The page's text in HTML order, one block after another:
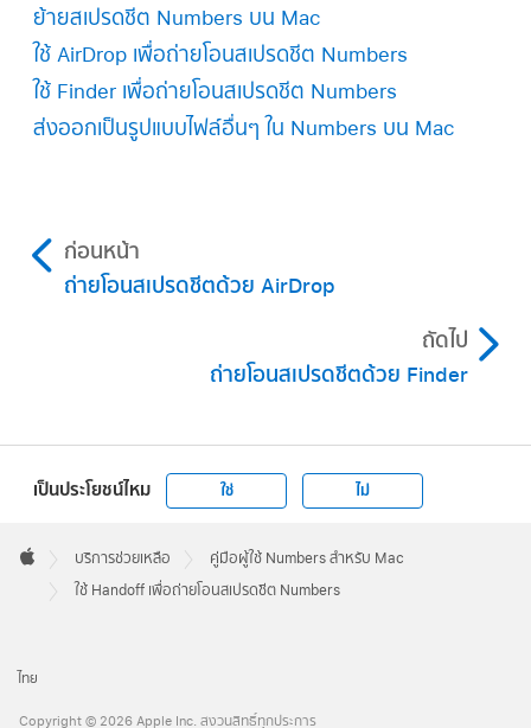
ปัดขึ้นที่
บน iPhone หรือ iPad เพื่อเปิด
สเปรดชีต
ด้านซ้ายของ Dock
คลิกไอคอน Handoff เพื่อเปิดสเปรดชีต
ย้ายสเปรดชีต Numbers บน Mac
ใช้ AirDrop เพื่อถ่ายโอนสเปรดชีต Numbers
ใช้ Finder เพื่อถ่ายโอนสเปรดชีต Numbers
ส่งออกเป็นรูปแบบไฟล์อื่นๆ ใน Numbers บน Mac
ก่อนหน้า
ถ่ายโอนสเปรดชีตด้วย AirDrop
ถัดไป
ถ่ายโอนสเปรดชีตด้วย Finder
เป็นประโยชน์ไหม ใช่ ไม่
Footer

บริการช่วยเหลือ คู่มือผู้ใช้ Numbers สำหรับ Mac
ใช้ Handoff เพื่อถ่ายโอนสเปรดชีต Numbers
ไทย
Copyright © 2026 Apple Inc. สงวนสิทธิ์ทุกประการ